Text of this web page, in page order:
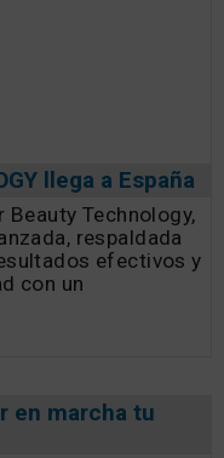
llega a España
Beauty Technology,
respaldada
efectivos y
con un
en marcha tu